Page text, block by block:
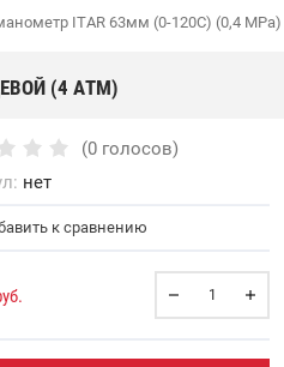
ITAR 63мм (0-120С) (0,4 МPa)
(4 АТМ)
(0 голосов)
нет
к сравнению